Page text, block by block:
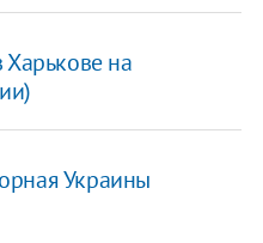
Харькове на
Украины